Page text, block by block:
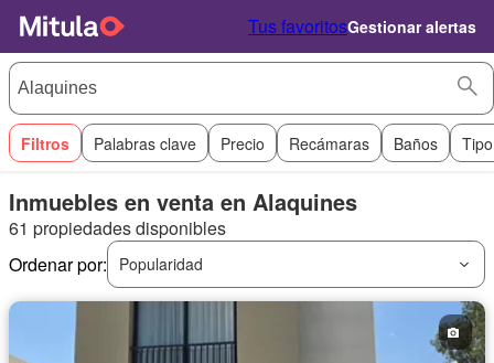
Tus favoritosGestionar alertas
Filtros Palabras clave Precio Recámaras Baños
Inmuebles en venta en Alaquines
61 propiedades disponibles
Ordenar por:
Popularidad